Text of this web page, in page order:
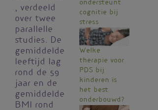
, verdeeld
over twee
parallelle
studies. De
gemiddelde
leeftijd lag
rond de 59
jaar en de
gemiddelde
BMI rond
ondersteunt
cognitie bij
stress
Welke
therapie voor
PDS bij
kinderen is
het best
onderbouwd?